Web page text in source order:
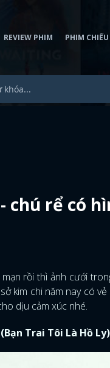
REVIEW PHIM PHIM CHIẾU
chú rể có
rồi thì ảnh cưới
kim chi năm nay có
dịu cảm xúc nhé.
Trai Tôi Là Hồ Ly)